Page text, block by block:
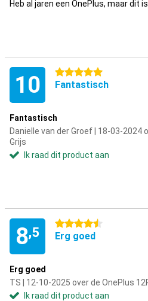
Heb al jaren een OnePlus, maar dit
10 5 sterren
Fantastisch
Fantastisch
Danielle van der Groef | 18-03-2024
Grijs
Ik raad dit product aan
8,5
4.5 sterren
Erg goed
Erg goed
TS | 12-10-2025 over de OnePlus
Ik raad dit product aan